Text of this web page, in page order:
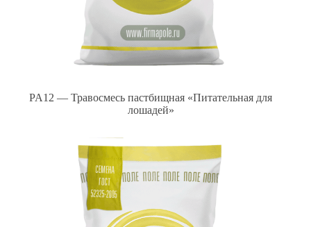
PA12 — Травосмесь пастбищная «Питательная для
лошадей»